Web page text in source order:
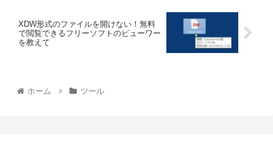
XDW形式のファイルを開けない！無料
で閲覧できるフリーソフトのビューワー
を教えて
ホーム ツール